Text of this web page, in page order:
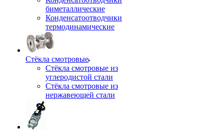
биметаллические
Конденсатоотводчики
термодинамические
Стёкла смотровые
Стёкла смотровые из
углеродистой стали
Стёкла смотровые из
нержавеющей стали